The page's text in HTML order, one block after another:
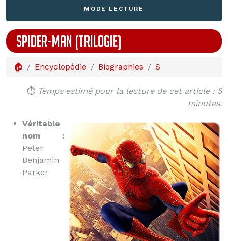
MODE LECTURE
SPIDER-MAN (TRILOGIE)
🏠 Encyclopédie Biographies S
⏱️ Temps estimé pour la lecture de cet article : 5
minutes.
Véritable
nom :
Peter
Benjamin
Parker